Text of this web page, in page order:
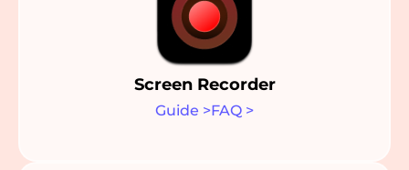
Screen Recorder
Guide >FAQ >